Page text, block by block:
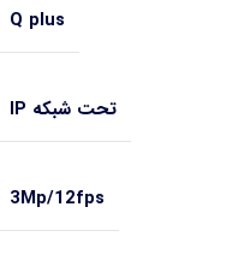
Q plus
تحت شبکه IP
3Mp/12fps